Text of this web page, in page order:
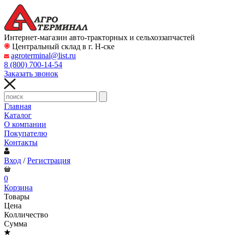
Интернет-магазин авто-тракторных и сельхоззапчастей
Центральный склад в г. Н-ске
agroterminal@list.ru
8 (800) 700-14-54
Заказать звонок
Главная
Каталог
О компании
Покупателю
Контакты
Вход /Регистрация
0
Корзина
Товары
Цена
Колличество
Сумма